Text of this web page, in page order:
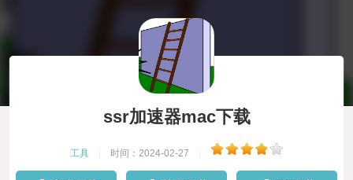
ssr加速器mac下载
工具 时间：2024-02-27